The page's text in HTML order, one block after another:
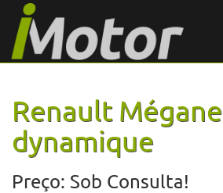
Renault Mégane
dynamique
Preço: Sob Consulta!